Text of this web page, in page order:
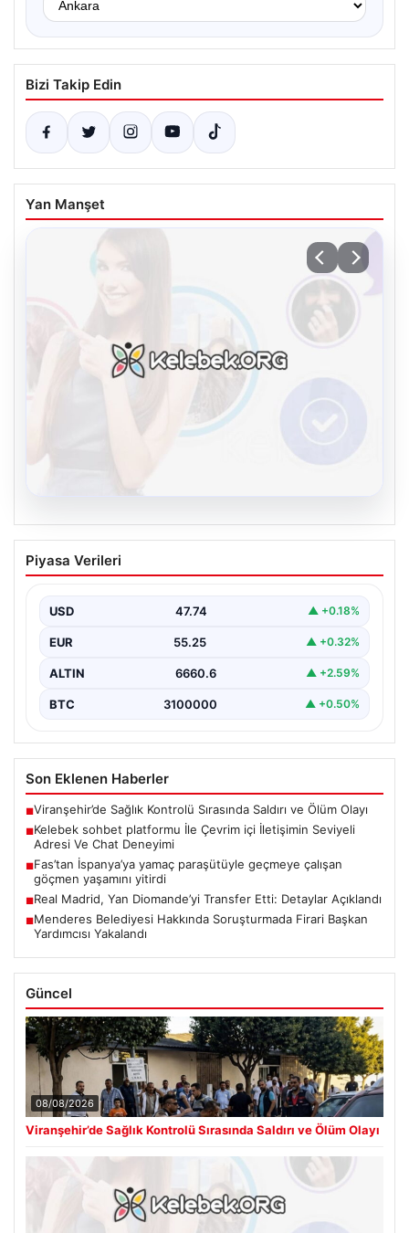
Bizi Takip Edin
Yan Manşet
Kelebek sohbet platformu İle Çevrim içi
İletişimin Seviyeli Adresi Ve Chat
Dijital ortamında insanların güvenli bir tarzda bağlantı
Halen…
Piyasa Verileri
USD 47.74 ▲ +0.18%
EUR 55.25 ▲ +0.32%
ALTIN 6660.6 ▲ +2.59%
BTC 3100000 ▲ +0.50%
Son Eklenen Haberler
■Viranşehir’de Sağlık Kontrolü Sırasında Saldırı ve Ölüm Olayı
■Kelebek sohbet platformu İle Çevrim içi İletişimin Seviyeli
Adresi Ve Chat Deneyimi
■Fas’tan İspanya’ya yamaç paraşütüyle geçmeye çalışan
göçmen yaşamını yitirdi
■Real Madrid, Yan Diomande’yi Transfer Etti: Detaylar Açıklandı
■Menderes Belediyesi Hakkında Soruşturmada Firari Başkan
Yardımcısı Yakalandı
Güncel
08/08/2026
Viranşehir’de Sağlık Kontrolü Sırasında Saldırı ve Ölüm Olayı